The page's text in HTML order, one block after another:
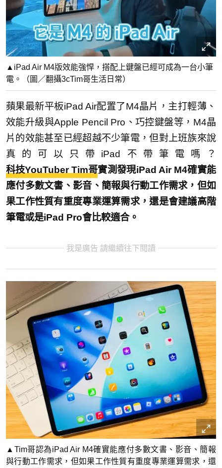
▲iPad Air M4版效能強悍，搭配上鍵盤已經可成為一台小筆
電。（圖／翻攝3cTim哥生活日常）
蘋果最新平板iPad Air配置了M4晶片，主打輕薄、
效能升級與Apple Pencil Pro、巧控鍵盤等，M4晶
片的效能甚至已經超越不少筆電，但對上班族來說
真的可以只帶iPad不帶筆電嗎？
科技YouTuber Tim哥實測發現iPad Air M4確實能
應付多數文書、影音、簡報與行動工作需求，但如
果工作性質有重度專業運算需求，還是會建議高階
筆電或是iPad Pro會比較適合。
我是廣告 請繼續往下閱讀
▲Tim哥認為iPad Air M4確實能應付多數文書、影音、簡報
與行動工作需求，但如果工作性質有重度專業運算需求，還